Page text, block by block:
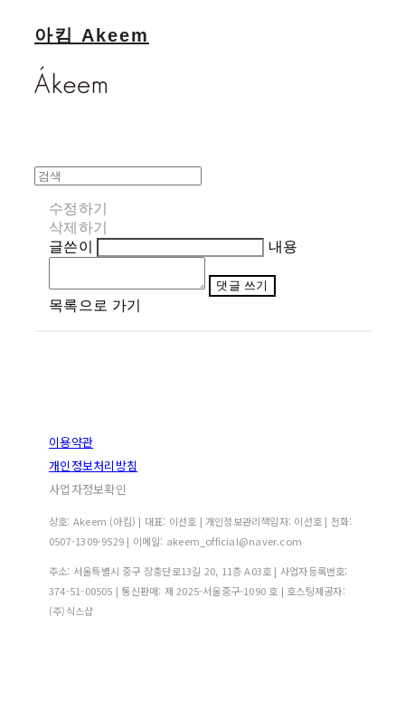
아킴 Akeem
수정하기
삭제하기
글쓴이
내용
댓글 쓰기
목록으로 가기
이용약관
개인정보처리방침
사업자정보확인
상호: Akeem (아킴) | 대표: 이선호 | 개인정보관리책임자: 이선호 | 전화:
0507-1309-9529 | 이메일: akeem_official@naver.com
주소: 서울특별시 중구 장충단로13길 20, 11층 A03호 | 사업자등록번호:
374-51-00505 | 통신판매: 제 2025-서울중구-1090 호 | 호스팅제공자:
(주)식스샵